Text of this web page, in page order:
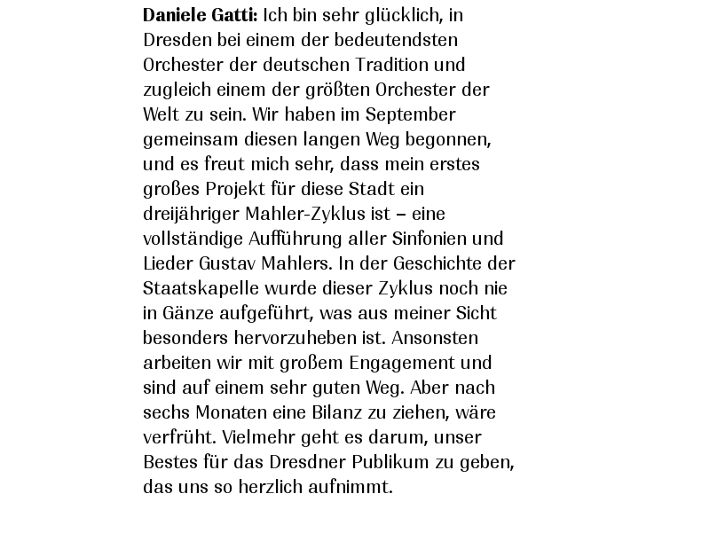
Daniele Gatti: Ich bin sehr glücklich, in
Dresden bei einem der bedeutendsten
Orchester der deutschen Tradition und
zugleich einem der größten Orchester der
Welt zu sein. Wir haben im September
gemeinsam diesen langen Weg begonnen,
und es freut mich sehr, dass mein erstes
großes Projekt für diese Stadt ein
dreijähriger Mahler-Zyklus ist – eine
vollständige Aufführung aller Sinfonien und
Lieder Gustav Mahlers. In der Geschichte der
Staatskapelle wurde dieser Zyklus noch nie
in Gänze aufgeführt, was aus meiner Sicht
besonders hervorzuheben ist. Ansonsten
arbeiten wir mit großem Engagement und
sind auf einem sehr guten Weg. Aber nach
sechs Monaten eine Bilanz zu ziehen, wäre
verfrüht. Vielmehr geht es darum, unser
Bestes für das Dresdner Publikum zu geben,
das uns so herzlich aufnimmt.